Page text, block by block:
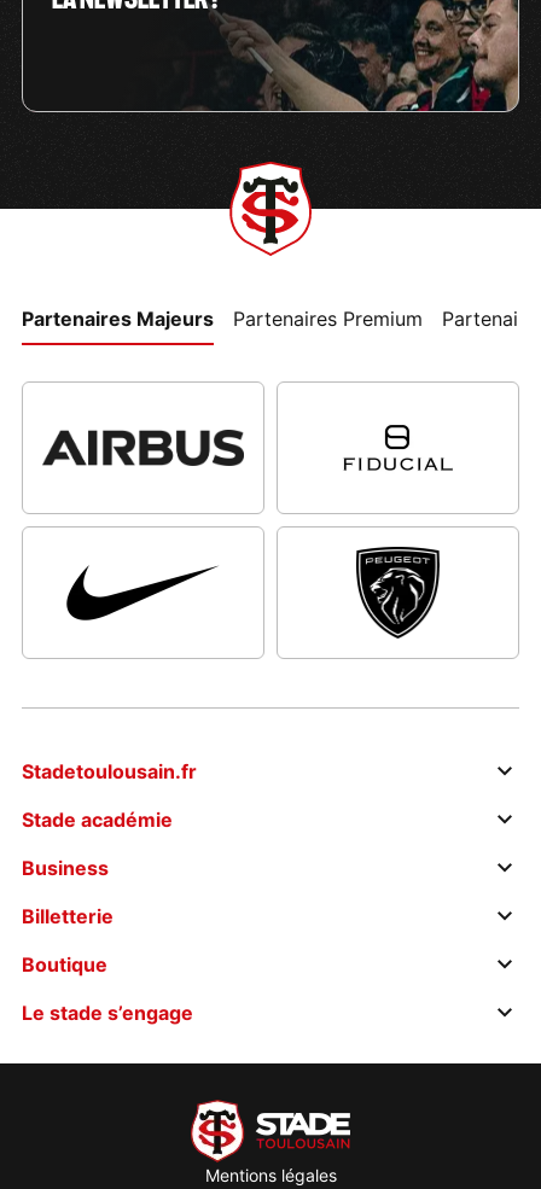
Partenaires Majeurs Partenaires Premium
Stadetoulousain.fr
Stade académie
Business
Billetterie
Boutique
Le stade s’engage
Mentions légales